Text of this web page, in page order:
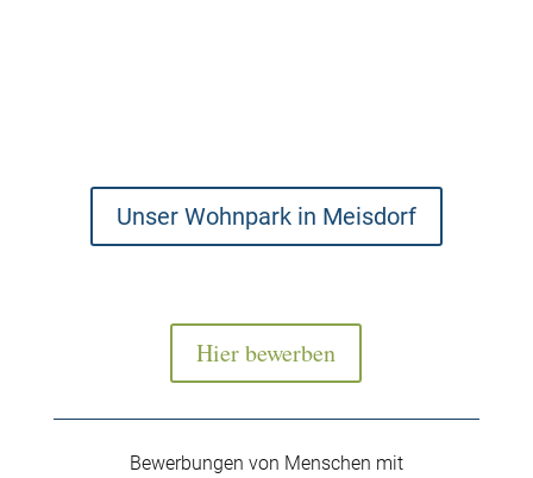
Unser Wohnpark in Meisdorf
Hier bewerben
Bewerbungen von Menschen mit